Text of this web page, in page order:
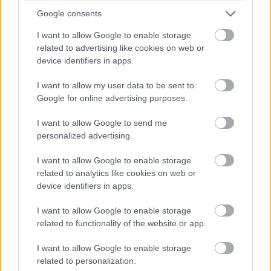
Google consents
I want to allow Google to enable storage
related to advertising like cookies on web or
device identifiers in apps.
I want to allow my user data to be sent to
Google for online advertising purposes.
I want to allow Google to send me
personalized advertising.
I want to allow Google to enable storage
related to analytics like cookies on web or
device identifiers in apps.
I want to allow Google to enable storage
related to functionality of the website or app.
I want to allow Google to enable storage
related to personalization.
Dráma készül a P2-ben: a szoros csatában élen álló
miatt vizsgálják!
Fuocót ezúttal azzal biztatják, hogy sokkal több
pályaelhagyása van az előtte haladó Porschének, szóval ő
többet kockáztathat, mint riválisa.
Fuocónak jelzik, hogy nyugodtan nyomja ki az autó
szemét, mert a 4. helynél hátrébb úgyse esik...
Fuoco otthagyja Giovinazzit és közelíti a második
helyen haladó Porschét. Kubica előnye 35 másodperc felett.